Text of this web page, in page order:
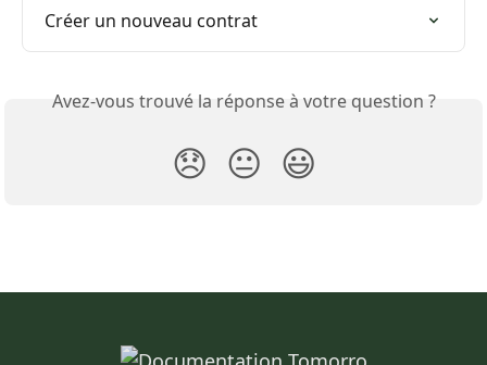
Créer un nouveau contrat
Avez-vous trouvé la réponse à votre question ?
😞 😐 😃